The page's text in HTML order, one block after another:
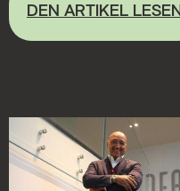
DEN ARTIKEL